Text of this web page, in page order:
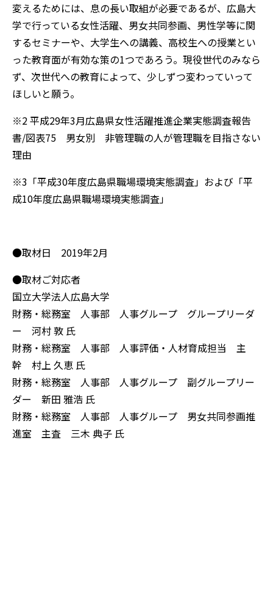
変えるためには、息の長い取組が必要であるが、広島大
学で行っている女性活躍、男女共同参画、男性学等に関
するセミナーや、大学生への講義、高校生への授業とい
った教育面が有効な策の1つであろう。現役世代のみなら
ず、次世代への教育によって、少しずつ変わっていって
ほしいと願う。
※2 平成29年3月広島県女性活躍推進企業実態調査報告
書/図表75 男女別 非管理職の人が管理職を目指さない
理由
※3「平成30年度広島県職場環境実態調査」および「平
成10年度広島県職場環境実態調査」
●取材日 2019年2月
●取材ご対応者
国立大学法人広島大学
財務・総務室 人事部 人事グループ グループリーダ
ー 河村 敦 氏
財務・総務室 人事部 人事評価・人材育成担当 主
幹 村上 久恵 氏
財務・総務室 人事部 人事グループ 副グループリー
ダー 新田 雅浩 氏
財務・総務室 人事部 人事グループ 男女共同参画推
進室 主査 三木 典子 氏